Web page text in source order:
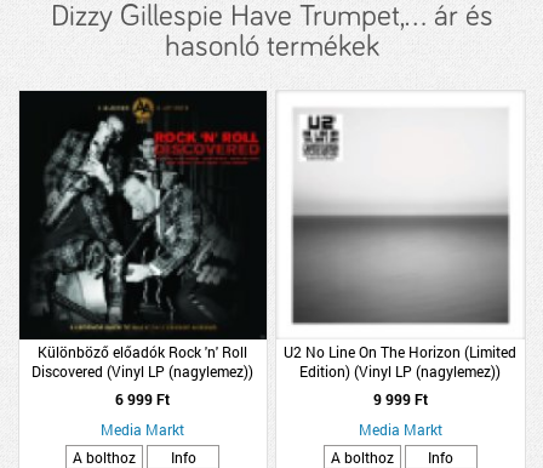
Dizzy Gillespie Have Trumpet,... ár és
hasonló termékek
Különböző előadók Rock 'n' Roll
Discovered (Vinyl LP (nagylemez))
6 999 Ft
Media Markt
A bolthoz
Info
U2 No Line On The Horizon (Limited
Edition) (Vinyl LP (nagylemez))
9 999 Ft
Media Markt
A bolthoz
Info